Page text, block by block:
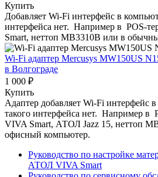
Купить
Добавляет Wi-Fi интерфейс в
интерфейса нет. Например в POS-
Smart, неттоп MB3310B или в
Wi-Fi адаптер Mercusys MW150US
в Волгограде
1 000 ₽
Купить
Адаптер добавляет Wi-Fi интерфейс
такого интерфейса нет. Например
VIVA Smart, АТОЛ Jazz 15, неттоп
офисный компьютер.
Руководство по настройке
АТОЛ VIVA Smart